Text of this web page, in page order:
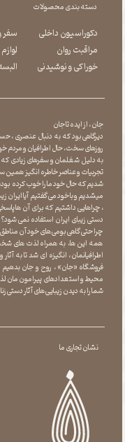
دسته بندی محصولات
دکوراسیون داخلی
مراقبت روان
​​​​​​​خوراکی و نوشیدنی
سفر
نشان تجاری ما
جان ، از ایده تا جان
دیرگاهی بود که به دنبال عنصری ،
روزهای سخت ، حال اطرافیان و مردم
به دلیل شغلمان و سفرهای زیادی که به
تجربیات و عناصر خاطره انگیز همین
شدیم که حال خود ما را خوب کرده
میشدیم و با خود می گفتیم آیا ایران
، چراهایی داشتیم که برای آن ها
دستی زیبای ایران استفاده نمی
چرا حتی گاهی بومی های خود آن مناطق
همه این ها، به همراه لذت های
اطرافیانمان ، انگیزه ای شد تا به
فروشگاه «جان» ، روح و جان
محیط و استعدادهای پیرامون مان
شما را به دیدن زیبایی های آثار دستی